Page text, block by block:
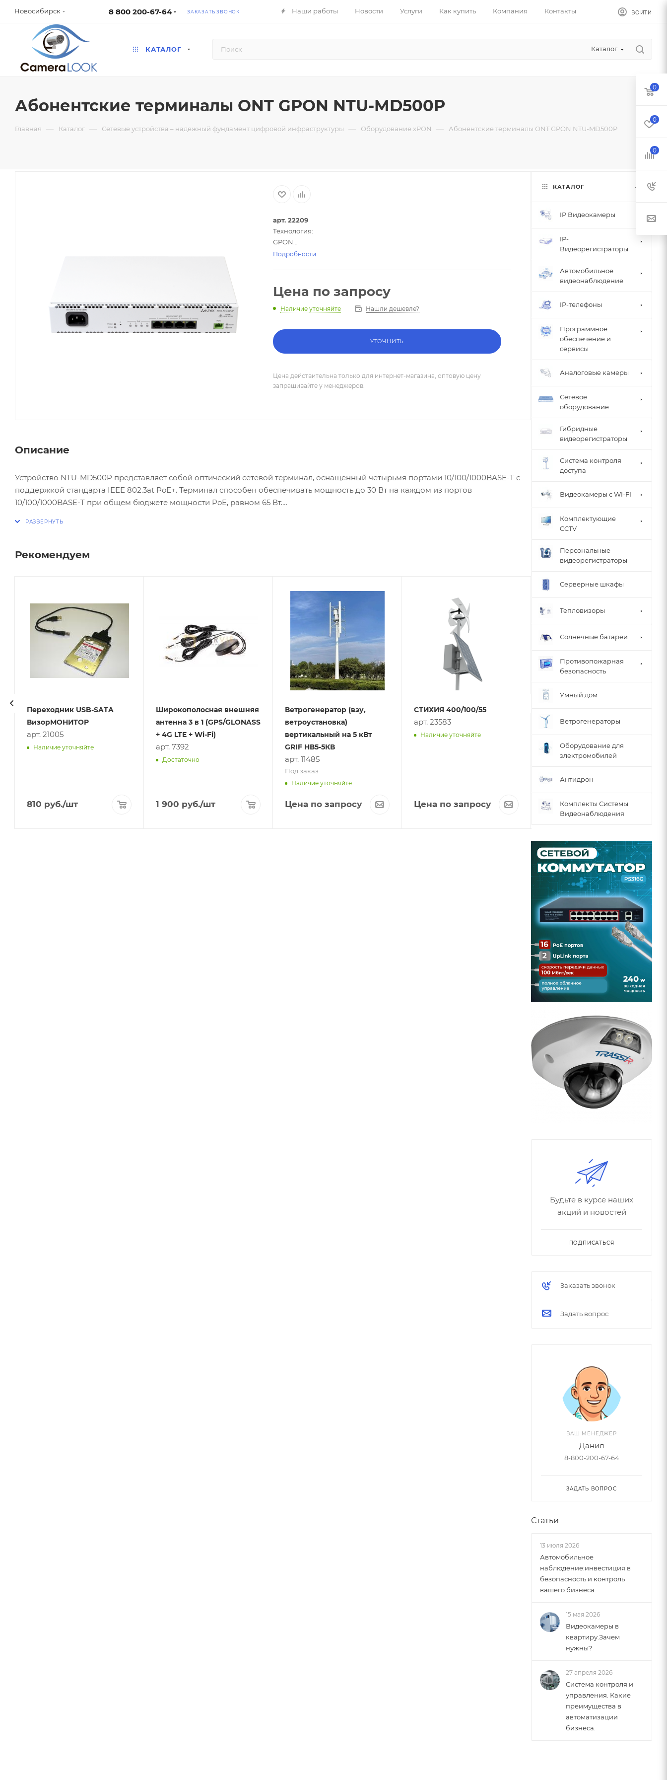
Новосибирск 8 800 200-67-64 ЗАКАЗАТЬ ЗВОНОК Наши работы Новости Услуги Как купить Компания Контакты ВОЙТИ
КАТАЛОГ Каталог
Абонентские терминалы ONT GPON NTU-MD500P
Главная — Каталог — Сетевые устройства – надежный фундамент цифровой инфраструктуры — Оборудование xPON — Абонентские терминалы ONT GPON NTU-MD500P
арт. 22209
Технология:
GPON
Интерфейсы:
Подробности
Цена по запросу
Наличие уточняйте Нашли дешевле?
УТОЧНИТЬ
Цена действительна только для интернет-магазина, оптовую цену
запрашивайте у менеджеров.
Описание
Устройство NTU-MD500P представляет собой оптический сетевой терминал, оснащенный четырьмя портами 10/100/1000BASE-T с
поддержкой стандарта IEEE 802.3at PoE+. Терминал способен обеспечивать мощность до 30 Вт на каждом из портов
10/100/1000BASE-T при общем бюджете мощности PoE, равном 65 Вт.
* GPON: 1 порт
* Интерфейсы: 4 порта 1G PoE+
Рекомендуем
Переходник USB-SATA
ВизорМОНИТОР
арт. 21005
Наличие уточняйте
810 руб./шт
Широкополосная внешняя
антенна 3 в 1 (GPS/GLONASS
+ 4G LTE + Wi-Fi)
арт. 7392
Достаточно
1 900 руб./шт
Ветрогенератор (вэу,
ветроустановка)
вертикальный на 5 кВт
GRIF НВ5-5КВ
арт. 11485
Под заказ
Наличие уточняйте
Цена по запросу
СТИХИЯ 400/100/55
арт. 23583
Наличие уточняйте
Цена по запросу
3CNB40-M2714-B-G2
Наличие уточняйте
Цена по запросу
КАТАЛОГ
IP Видеокамеры
IP-
Видеорегистраторы
Автомобильное
видеонаблюдение
IP-телефоны
Программное
обеспечение и
сервисы
Аналоговые камеры
Сетевое
оборудование
Гибридные
видеорегистраторы
Система контроля
доступа
Видеокамеры с WI-FI
Комплектующие
CCTV
Персональные
видеорегистраторы
Серверные шкафы
Тепловизоры
Солнечные батареи
Противопожарная
безопасность
Умный дом
Ветрогенераторы
Оборудование для
электромобилей
Антидрон
Комплекты Системы
Видеонаблюдения
Будьте в курсе наших
акций и новостей
ПОДПИСАТЬСЯ
Заказать звонок
Задать вопрос
ВАШ МЕНЕДЖЕР
Данил
8-800-200-67-64
ЗАДАТЬ ВОПРОС
Статьи
13 июля 2026
Автомобильное
наблюдение:инвестиция в
безопасность и контроль
вашего бизнеса.
15 мая 2026
Видеокамеры в
квартиру.Зачем
нужны?
27 апреля 2026
Система контроля и
управления. Какие
преимущества в
автоматизации
бизнеса.
0
0
0